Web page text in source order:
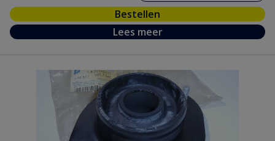
Bestellen
Lees meer